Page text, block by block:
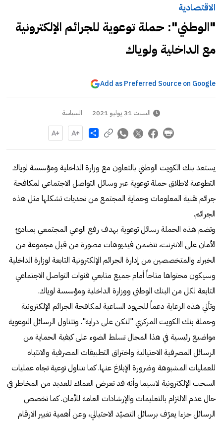
الاقتصادية
"الوطني": حملة توعوية للجرائم الإلكترونية
مع الداخلية ولوياك
Add as Preferred Source on Google
السبت 31 يوليو 2021 السياسة
Share
يستعد بنك الكويت الوطني بالتعاون مع وزارة الداخلية ومؤسسة لوياك
التطوعية لاطلاق حملة توعوية عبر وسائل التواصل الاجتماعي لمكافحة
جرائم تقنية المعلومات وحماية المجتمع من تحديات تشكلها مثل هذه
الجرائم.
وتضم هذه الحملة رسائل توعوية بهدف رفع الوعي المجتمعي بمبادئ
الأمان على الانترنت، تتضمن فيديوهات مصورة من قبل مجموعة من
الخبراء والمتخصصين من إدارة الجرائم الإلكترونية التابعة لوزارة الداخلية
وسيكون محتواها متاحاً أمام جميع متابعي قنوات التواصل الاجتماعي
التابعة لكل من البنك الوطني ووزارة الداخلية ومؤسسة لوياك.
وتأتي هذه الرعاية دعماً للجهود الساعية لمكافحة الجرائم الإلكترونية
وحملة بنك الكويت المركزي "لنكن على دراية". وتتناول الرسائل التوعوية
مواضيع رئيسية في هذا المجال تسلط الضوء على كيفية الحماية من
الرسائل المصرفية الاحتيالية واختراق التطبيقات المصرفية والانتباه
للعمليات المشبوهة وضرورة الإبلاغ عنها. كما تتناول توعية تجاه عمليات
السحب الإلكترونية لاسيما وأنه قد تعرض العملاء للعديد من المخاطر في
حال عدم الالتزام بالتعليمات والإرشادات العامة للأمان. كما تخصص
الرسائل جزءا يعرّف برسائل التصيّد الاحتيالي، وعن أهمية تغيير الارقام